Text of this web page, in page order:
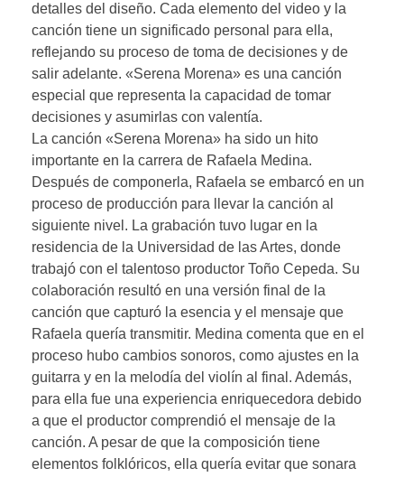
detalles del diseño. Cada elemento del video y la
canción tiene un significado personal para ella,
reflejando su proceso de toma de decisiones y de
salir adelante. «Serena Morena» es una canción
especial que representa la capacidad de tomar
decisiones y asumirlas con valentía.
La canción «Serena Morena» ha sido un hito
importante en la carrera de Rafaela Medina.
Después de componerla, Rafaela se embarcó en un
proceso de producción para llevar la canción al
siguiente nivel. La grabación tuvo lugar en la
residencia de la Universidad de las Artes, donde
trabajó con el talentoso productor Toño Cepeda. Su
colaboración resultó en una versión final de la
canción que capturó la esencia y el mensaje que
Rafaela quería transmitir. Medina comenta que en el
proceso hubo cambios sonoros, como ajustes en la
guitarra y en la melodía del violín al final. Además,
para ella fue una experiencia enriquecedora debido
a que el productor comprendió el mensaje de la
canción. A pesar de que la composición tiene
elementos folklóricos, ella quería evitar que sonara